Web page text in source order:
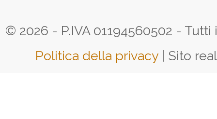
© 2026 - P.IVA 01194560502 -
Politica della privacy | Sito